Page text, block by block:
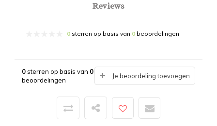
Reviews
0 sterren op basis van 0 beoordelingen
0sterren op basis van 0
beoordelingen
Je beoordeling toevoegen